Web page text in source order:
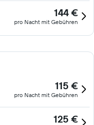
144 €
pro Nacht mit Gebühren
115 €
pro Nacht mit Gebühren
125 €